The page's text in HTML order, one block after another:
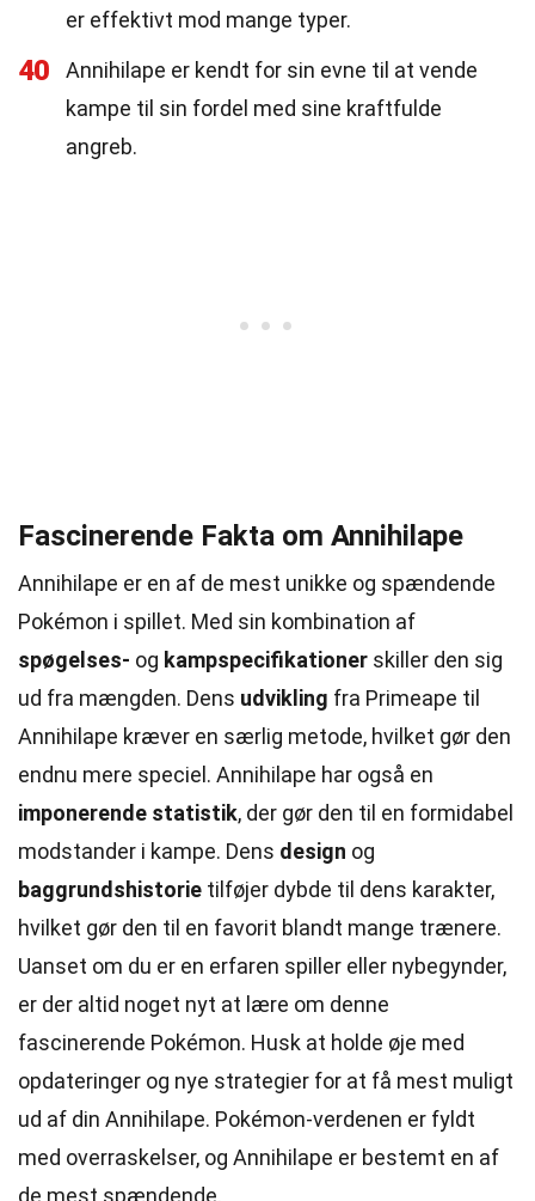
er effektivt mod mange typer.
40
Annihilape er kendt for sin evne til at vende
kampe til sin fordel med sine kraftfulde
angreb.
Fascinerende Fakta om Annihilape
Annihilape er en af de mest unikke og spændende
Pokémon i spillet. Med sin kombination af
spøgelses- og kampspecifikationer skiller den sig
ud fra mængden. Dens udvikling fra Primeape til
Annihilape kræver en særlig metode, hvilket gør den
endnu mere speciel. Annihilape har også en
imponerende statistik, der gør den til en formidabel
modstander i kampe. Dens design og
baggrundshistorie tilføjer dybde til dens karakter,
hvilket gør den til en favorit blandt mange trænere.
Uanset om du er en erfaren spiller eller nybegynder,
er der altid noget nyt at lære om denne
fascinerende Pokémon. Husk at holde øje med
opdateringer og nye strategier for at få mest muligt
ud af din Annihilape. Pokémon-verdenen er fyldt
med overraskelser, og Annihilape er bestemt en af
de mest spændende.